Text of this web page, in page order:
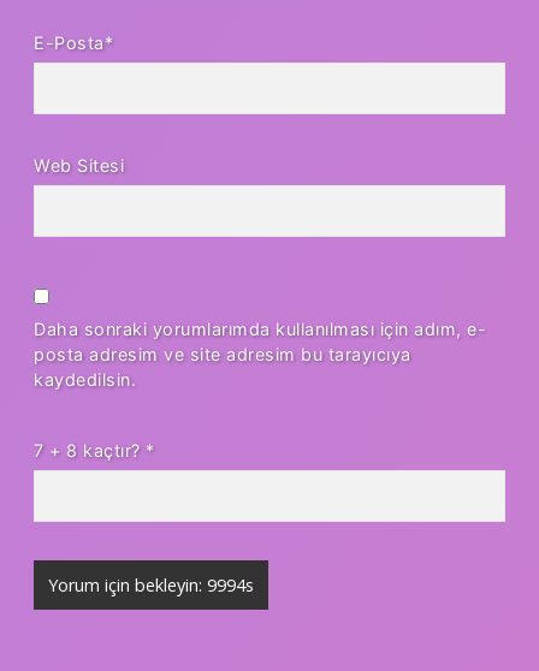
E-Posta*
Web Sitesi
Daha sonraki yorumlarımda kullanılması için adım, e-
posta adresim ve site adresim bu tarayıcıya
kaydedilsin.
7 + 8 kaçtır? *